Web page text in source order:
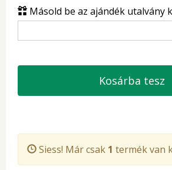
Másold be az ajándék utalvány
Kosárba tesz
Siess! Már csak 1 termék van